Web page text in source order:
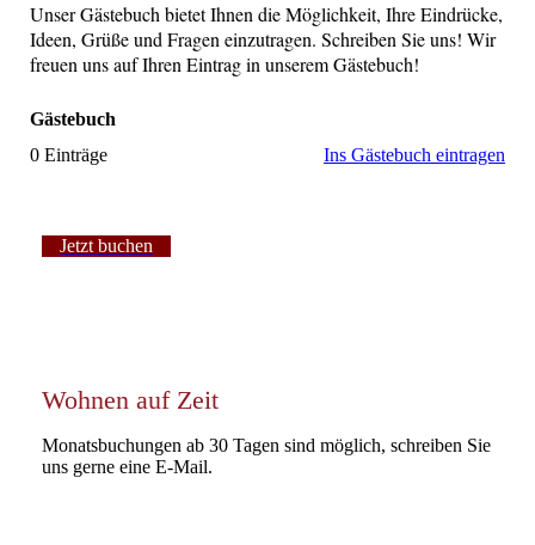
Unser Gästebuch bietet Ihnen die Möglichkeit, Ihre Eindrücke,
Ideen, Grüße und Fragen einzutragen. Schreiben Sie uns! Wir
freuen uns auf Ihren Eintrag in unserem Gästebuch!
Gästebuch
0 Einträge
Ins Gästebuch eintragen
Jetzt buchen
Wohnen auf Zeit
Monatsbuchungen ab 30 Tagen sind möglich, schreiben Sie
uns gerne eine E-Mail.